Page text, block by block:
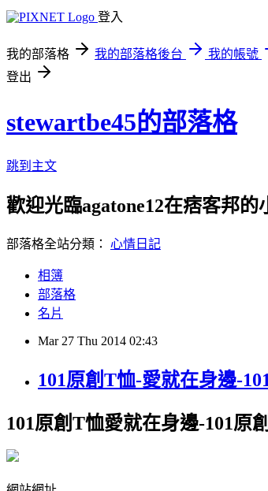
登入
我的部落格 我的部落格後台
我的帳號
登出
stewartbe45的部落格
跳到主文
歡迎光臨agatone12在痞客邦的
部落格全站分類： 心情日記
相簿
部落格
名片
Mar 27 Thu 2014 02:43
101原創T恤-愛就在身邊-
101原創T恤愛就在身邊-101原